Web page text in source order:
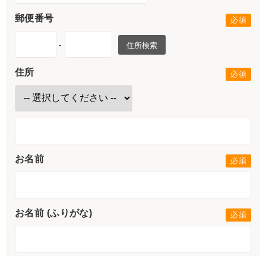
郵便番号
- 住所検索
住所
お名前
お名前 (ふりがな)